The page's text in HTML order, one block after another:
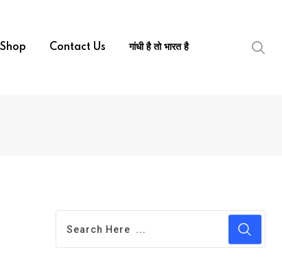
Shop Contact Us गांधी है तो भारत है